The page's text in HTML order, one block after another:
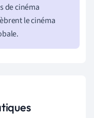
de cinéma
le cinéma